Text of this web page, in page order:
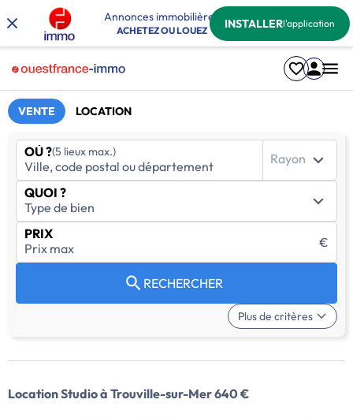
Annonces immobilières
ACHETEZ OU LOUEZ INSTALLERl'application
VENTE LOCATION
OÙ ?(5 lieux max.) Rayon
QUOI ?
PRIX
€
RECHERCHER
Plus de critères
Location Studio à Trouville-sur-Mer 640 €